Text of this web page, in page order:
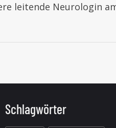
leitende Neurologin
Schlagwörter